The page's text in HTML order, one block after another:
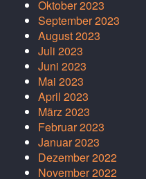
Oktober 2023
September 2023
August 2023
Juli 2023
Juni 2023
Mai 2023
April 2023
März 2023
Februar 2023
Januar 2023
Dezember 2022
November 2022